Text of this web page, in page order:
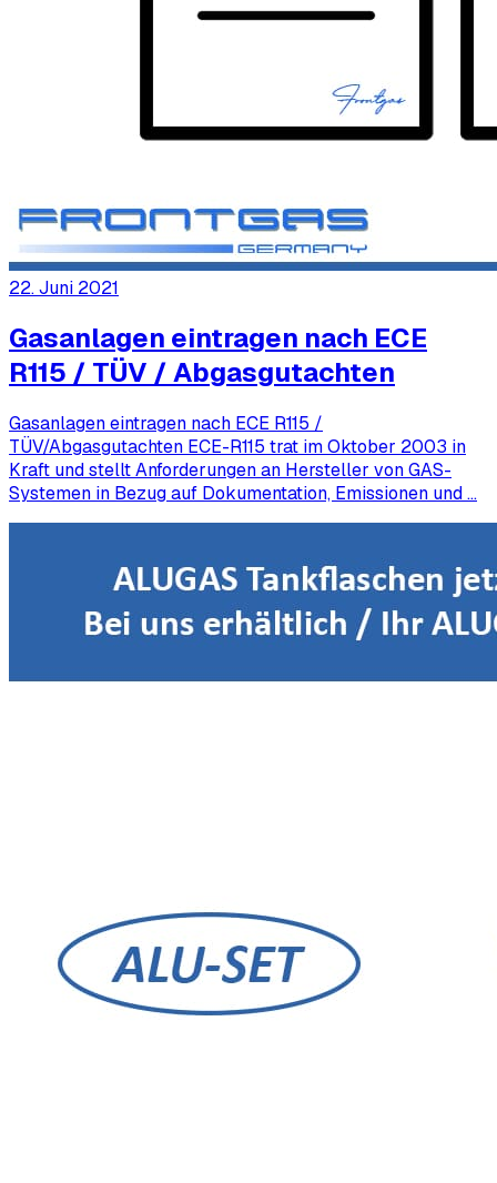
22. Juni 2021
Gasanlagen eintragen nach ECE
R115 / TÜV / Abgasgutachten
Gasanlagen eintragen nach ECE R115 /
TÜV/Abgasgutachten ECE-R115 trat im Oktober 2003 in
Kraft und stellt Anforderungen an Hersteller von GAS-
Systemen in Bezug auf Dokumentation, Emissionen und …